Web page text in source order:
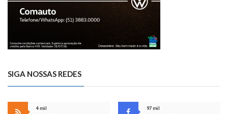
SIGA NOSSAS REDES
4 mil
97 mil